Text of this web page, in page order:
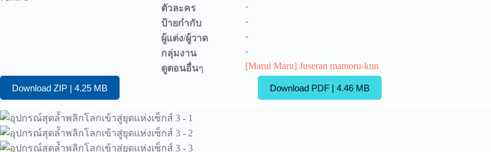
ตัวละคร
-
ป้ายกำกับ
-
ผู้แต่ง/ผู้วาด
-
กลุ่มงาน
-
ดูตอนอื่นๆ [Marui Maru] Juseran mamoru-kun
Download ZIP | 4.25 MB Download PDF | 4.46 MB